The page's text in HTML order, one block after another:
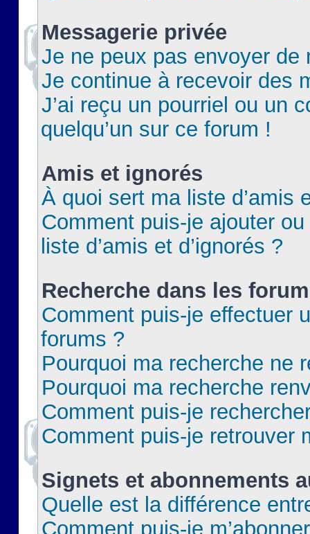
Messagerie privée
Je ne peux pas envoyer de
Je continue à recevoir des
J’ai reçu un pourriel ou un
quelqu’un sur ce forum !
Amis et ignorés
À quoi sert ma liste d’amis
Comment puis-je ajouter
liste d’amis et d’ignorés ?
Recherche dans les
Comment puis-je effectuer
forums ?
Pourquoi ma recherche ne
Pourquoi ma recherche
Comment puis-je
Comment puis-je retrouver
Signets et abonnements
Quelle est la différence
Comment puis-je